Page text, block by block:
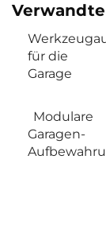
für die
Garage
Modulare
Garagen-